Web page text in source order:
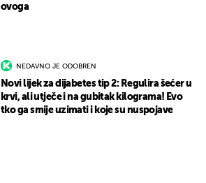
ovoga
NEDAVNO JE ODOBREN
Novi lijek za dijabetes tip 2: Regulira šećer u
krvi, ali utječe i na gubitak kilograma! Evo
tko ga smije uzimati i koje su nuspojave